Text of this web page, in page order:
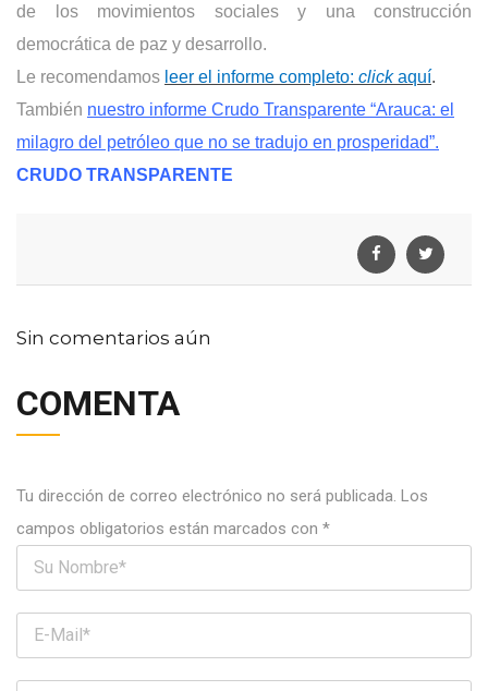
de los movimientos sociales y una construcción
democrática de paz y desarrollo.
Le recomendamos leer el informe completo: clickaquí.
También nuestro informe Crudo Transparente “Arauca: el
milagro del petróleo que no se tradujo en prosperidad”.
CRUDO TRANSPARENTE
Sin comentarios aún
COMENTA
Tu dirección de correo electrónico no será publicada. Los
campos obligatorios están marcados con *